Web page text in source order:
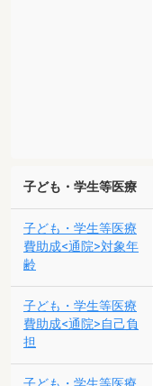
子ども・学生等医療
子ども・学生等医療
費助成<通院>対象年
齢
子ども・学生等医療
費助成<通院>自己負
担